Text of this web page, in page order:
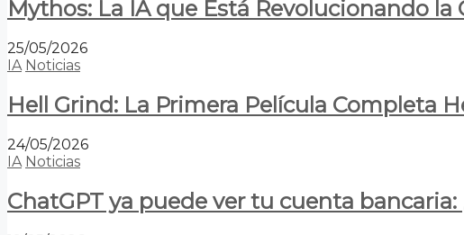
Mythos: La IA que Está Revolucionando
25/05/2026
IA Noticias
Hell Grind: La Primera Película Completa
24/05/2026
IA Noticias
ChatGPT ya puede ver tu cuenta